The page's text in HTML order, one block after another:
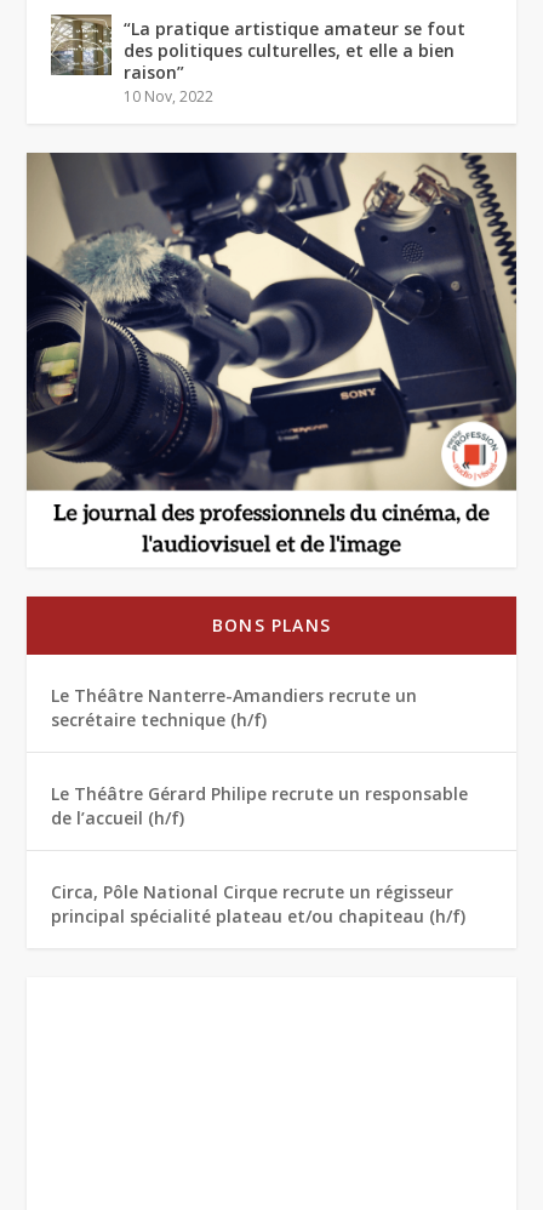
“La pratique artistique amateur se fout
des politiques culturelles, et elle a bien
raison”
10 Nov, 2022
BONS PLANS
Le Théâtre Nanterre-Amandiers recrute un
secrétaire technique (h/f)
Le Théâtre Gérard Philipe recrute un responsable
de l’accueil (h/f)
Circa, Pôle National Cirque recrute un régisseur
principal spécialité plateau et/ou chapiteau (h/f)